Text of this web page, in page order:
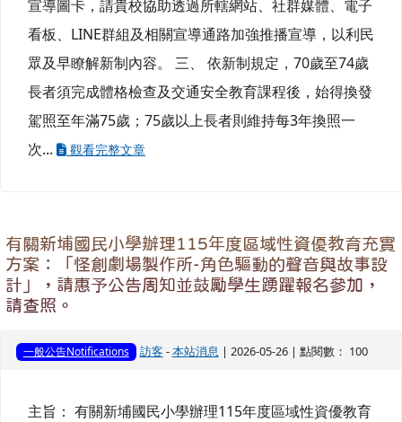
宣導圖卡，請貴校協助透過所轄網站、社群媒體、電子
看板、LINE群組及相關宣導通路加強推播宣導，以利民
眾及早瞭解新制內容。 三、 依新制規定，70歲至74歲
長者須完成體格檢查及交通安全教育課程後，始得換發
駕照至年滿75歲；75歲以上長者則維持每3年換照一
次...
觀看完整文章
有關新埔國民小學辦理115年度區域性資優教育充實
方案：「怪創劇場製作所-角色驅動的聲音與故事設
計」，請惠予公告周知並鼓勵學生踴躍報名參加，
請查照。
一般公告Notifications 訪客 -本站消息 | 2026-05-26 | 點閱數： 100
主旨： 有關新埔國民小學辦理115年度區域性資優教育